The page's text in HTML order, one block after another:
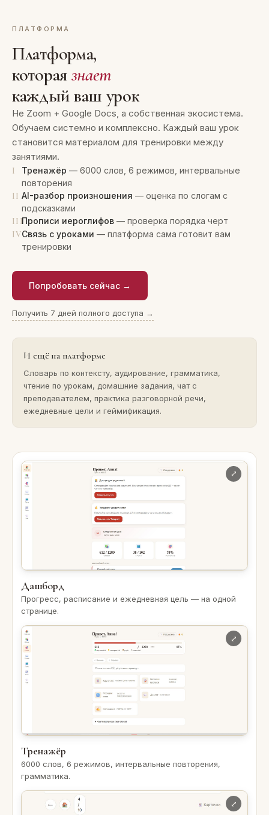
ПЛАТФОРМА
Платформа,
котораязнает
каждый ваш урок
Не Zoom + Google Docs, а собственная экосистема.
Обучаем системно и комплексно. Каждый ваш урок
становится материалом для тренировки между
занятиями.
I Тренажёр — 6000 слов, 6 режимов, интервальные
повторения
II AI-разбор произношения — оценка по слогам с
подсказками
IIIПрописи иероглифов — проверка порядка черт
IVСвязь с уроками — платформа сама готовит вам
тренировки
Попробовать сейчас →
Получить 7 дней полного доступа →
И ещё на платформе
Словарь по контексту, аудирование, грамматика,
чтение по урокам, домашние задания, чат с
преподавателем, практика разговорной речи,
ежедневные цели и геймификация.
Дашборд
Прогресс, расписание и ежедневная цель — на одной
странице.
Тренажёр
6000 слов, 6 режимов, интервальные повторения,
грамматика.